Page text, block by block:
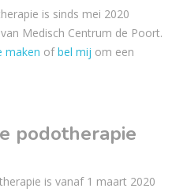
is sinds mei 2020
Medisch Centrum de Poort.
maken ofbel mij om een
podotherapie
is vanaf 1 maart 2020